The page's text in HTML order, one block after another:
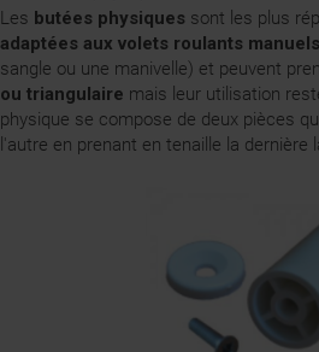
Les butées physiques sont les plus
adaptées aux volets roulants manuels
sangle ou une manivelle) et peuvent
ou triangulaire mais leur utilisation
physique se compose de deux pièces
l'autre en prenant en tenaille la dernière